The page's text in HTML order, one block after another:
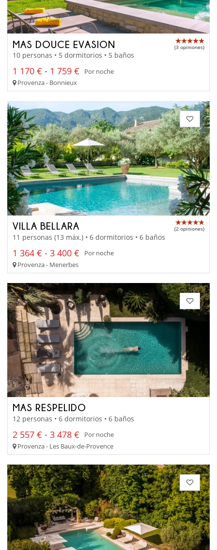
MAS DOUCE EVASION (3 opiniones)
10 personas • 5 dormitorios • 5 baños
1 170 € - 1 759 €
Por noche
Provenza - Bonnieux
VILLA BELLARA (2 opiniones)
11 personas (13 máx.) • 6 dormitorios • 6 baños
1 364 € - 3 400 €
Por noche
Provenza - Menerbes
MAS RESPELIDO
12 personas • 6 dormitorios • 6 baños
2 557 € - 3 478 €
Por noche
Provenza - Les Baux-de-Provence